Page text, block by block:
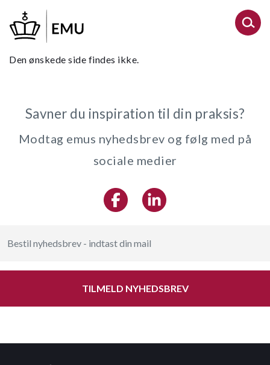
hovedindhold
Den ønskede side findes ikke.
Savner du inspiration til din praksis?
Modtag emus nyhedsbrev og følg med på
sociale medier
TILMELD NYHEDSBREV